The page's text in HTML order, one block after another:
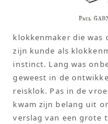
klokkenmaker die was
zijn kunde als
instinct. Lang was
geweest in de
reisklok. Pas in de
kwam zijn belang uit
verslag van een grote